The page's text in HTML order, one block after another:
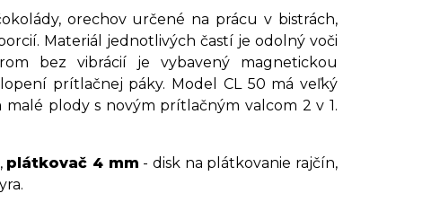
orechov určené na prácu v bistrách,
Materiál jednotlivých častí je odolný voči
bez vibrácií je vybavený magnetickou
prítlačnej páky. Model CL 50 má veľký
plody s novým prítlačným valcom 2 v 1.
plátkovač 4 mm - disk na plátkovanie rajčín,